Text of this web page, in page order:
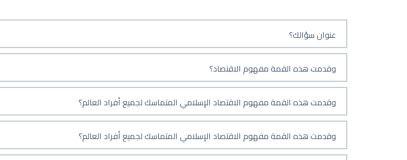
عنوان سؤالك؟
وقدمت هذه القمة مفهوم الاقتصاد؟
وقدمت هذه القمة مفهوم الاقتصاد الإسلامي المتماسك لجميع أفراد العالم؟
وقدمت هذه القمة مفهوم الاقتصاد الإسلامي المتماسك لجميع أفراد العالم؟